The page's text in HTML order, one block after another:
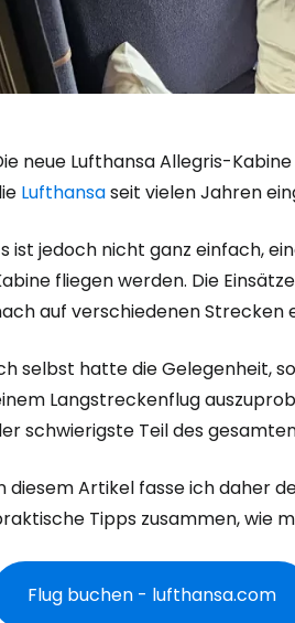
neue Lufthansa Allegris-
Lufthansaseit vielen Jahren
ist jedoch nicht ganz einfach,
fliegen werden. Die
auf verschiedenen Strecken
selbst hatte die Gelegenheit,
Langstreckenflug
schwierigste Teil des
diesem Artikel fasse ich daher
Tipps zusammen, wie
Flug buchen - lufthansa.com